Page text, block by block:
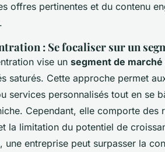
offres pertinentes et du contenu
: Se focaliser sur un
vise un segment de
saturés. Cette approche permet
services personnalisés tout en se
Cependant, elle comporte des
la limitation du potentiel de
une entreprise peut surpasser la